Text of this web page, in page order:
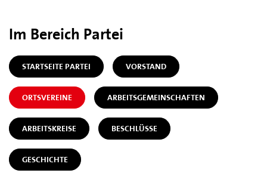
Im Bereich Partei
STARTSEITE PARTEI VORSTAND
ORTSVEREINE ARBEITSGEMEINSCHAFTEN
ARBEITSKREISE BESCHLÜSSE
GESCHICHTE